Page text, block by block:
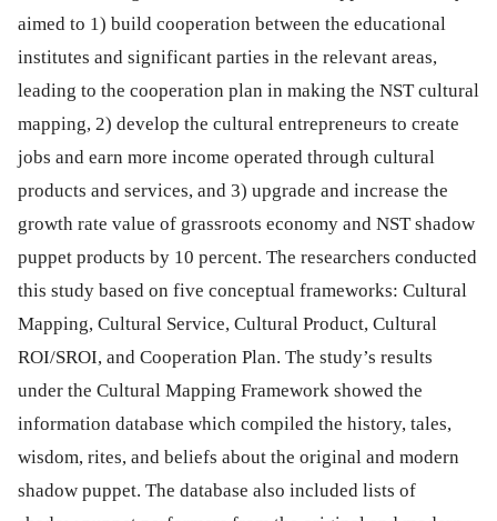
aimed to 1) build cooperation between the educational
institutes and significant parties in the relevant areas,
leading to the cooperation plan in making the NST cultural
mapping, 2) develop the cultural entrepreneurs to create
jobs and earn more income operated through cultural
products and services, and 3) upgrade and increase the
growth rate value of grassroots economy and NST shadow
puppet products by 10 percent. The researchers conducted
this study based on five conceptual frameworks: Cultural
Mapping, Cultural Service, Cultural Product, Cultural
ROI/SROI, and Cooperation Plan. The study’s results
under the Cultural Mapping Framework showed the
information database which compiled the history, tales,
wisdom, rites, and beliefs about the original and modern
shadow puppet. The database also included lists of